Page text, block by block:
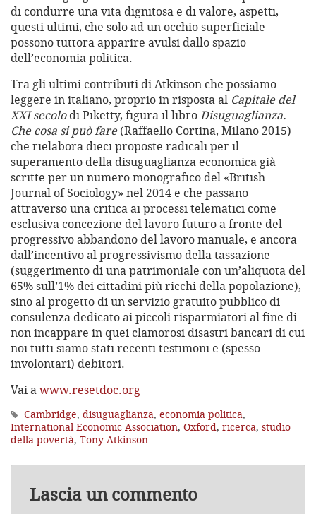
di condurre una vita dignitosa e di valore, aspetti,
questi ultimi, che solo ad un occhio superficiale
possono tuttora apparire avulsi dallo spazio
dell’economia politica.
Tra gli ultimi contributi di Atkinson che possiamo
leggere in italiano, proprio in risposta al Capitale del
XXI secolodi Piketty, figura il libroDisuguaglianza.
Che cosa si può fare(Raffaello Cortina, Milano 2015)
che rielabora dieci proposte radicali per il
superamento della disuguaglianza economica già
scritte per un numero monografico del «British
Journal of Sociology» nel 2014 e che passano
attraverso una critica ai processi telematici come
esclusiva concezione del lavoro futuro a fronte del
progressivo abbandono del lavoro manuale, e ancora
dall’incentivo al progressivismo della tassazione
(suggerimento di una patrimoniale con un’aliquota del
65% sull’1% dei cittadini più ricchi della popolazione),
sino al progetto di un servizio gratuito pubblico di
consulenza dedicato ai piccoli risparmiatori al fine di
non incappare in quei clamorosi disastri bancari di cui
noi tutti siamo stati recenti testimoni e (spesso
involontari) debitori.
Vai awww.resetdoc.org
Cambridge, disuguaglianza, economia politica,
International Economic Association, Oxford, ricerca, studio
della povertà, Tony Atkinson
Lascia un commento